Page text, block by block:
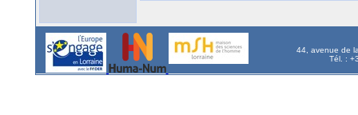
44, avenue de
Tél. :